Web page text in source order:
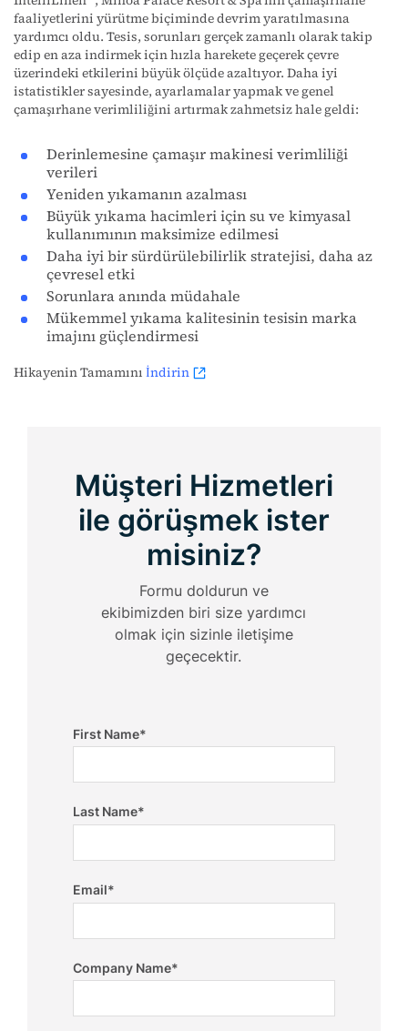
faaliyetlerini yürütme biçiminde devrim yaratılmasına
yardımcı oldu. Tesis, sorunları gerçek zamanlı olarak takip
edip en aza indirmek için hızla harekete geçerek çevre
üzerindeki etkilerini büyük ölçüde azaltıyor. Daha iyi
istatistikler sayesinde, ayarlamalar yapmak ve genel
çamaşırhane verimliliğini artırmak zahmetsiz hale geldi:
Derinlemesine çamaşır makinesi verimliliği
verileri
Yeniden yıkamanın azalması
Büyük yıkama hacimleri için su ve kimyasal
kullanımının maksimize edilmesi
Daha iyi bir sürdürülebilirlik stratejisi, daha az
çevresel etki
Sorunlara anında müdahale
Mükemmel yıkama kalitesinin tesisin marka
imajını güçlendirmesi
Hikayenin Tamamını İndirin
Müşteri Hizmetleri
ile görüşmek ister
misiniz?
Formu doldurun ve
ekibimizden biri size yardımcı
olmak için sizinle iletişime
geçecektir.
First Name*
Last Name*
Email*
Company Name*